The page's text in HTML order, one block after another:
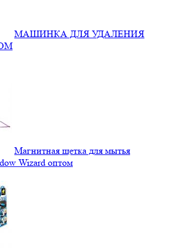
МАШИНКА ДЛЯ УДАЛЕНИЯ
Магнитная щетка для мытья
Wizard оптом